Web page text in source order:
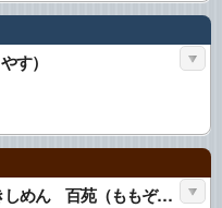
す）
創業39年 夏期限定！ 純手打 氷きしめん 百苑（ももぞの）